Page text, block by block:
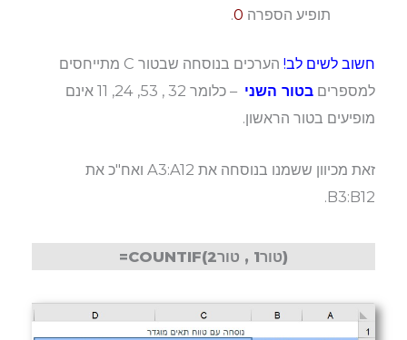
תופיע הספרה 0
.
חשוב לשים לב!
הערכים בנוסחה שבטור C מתייחסים
למספריםבטור השני
– כלומר 32 , 53, 24, 11 אינם
מופיעים בטור הראשון.
זאת מכיוון ששמנו בנוסחה את A3:A12 ואח"כ את
B3:B12.
=COUNTIF(טור1 , טור2)